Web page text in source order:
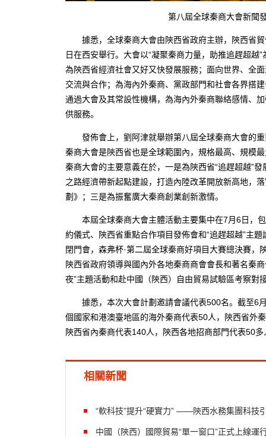
第八屆全球秦商大會新聞發
據悉，全球秦商大會由陝西省政府主辦，陝西省貿
日在西安舉行。大會以“凝聚秦商力量，助推追趕超越
為陝西省經濟社會又好又快發展服務；面向世界、全
交流與合作；為海內外秦商、黨政部門和社會各界搭
通過大會及其常設性機構，為海內外秦商聯絡感情、
供服務。
發佈會上，劉阿津就舉辦第八屆全球秦商大會的重
秦商大會是陝西省也是全球範圍內，規格最高、規模
秦商大會的主要意義在於，一是為陝西省“追趕超越”
之路經濟帶新起點建設，打造內陸改革開放新高地，
劃》；三是為振奮廣大秦商創業創新激情。
本屆全球秦商大會主體活動主要集中在7月6日，包
約儀式、陝西省重點合作項目發佈會和“追趕超越”主
閉門會，森弗杯·第二屆全球秦商好項目大賽總決賽
陝西省政府領導與國內外各地秦商商會會長和著名秦
夜”主題活動和赴中國（陝西）自由貿易試驗區考察對
據悉，本次大會計劃邀請會議代表500名。截至6
個國家和港澳臺地區的海外秦商代表50人，陝西省外
陝西省內秦商代表140人，陝西各地招商部門代表50
相關新聞
“軟科技”提升“硬實力” ——陝西水務集團科技
中國（陝西）國際貿易“單一窗口”正式上線運